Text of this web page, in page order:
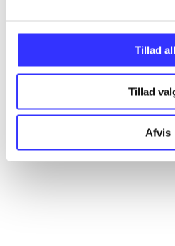
Tillad
Tillad
Afvis
Alle registrerede artikler
...
...